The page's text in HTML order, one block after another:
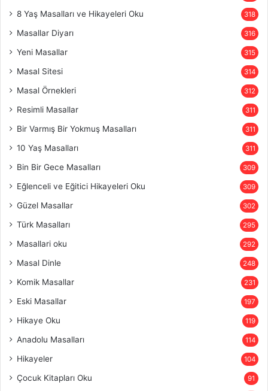
8 Yaş Masalları ve Hikayeleri Oku 318
Masallar Diyarı 316
Yeni Masallar 315
Masal Sitesi 314
Masal Örnekleri 312
Resimli Masallar 311
Bir Varmış Bir Yokmuş Masalları 311
10 Yaş Masalları 311
Bin Bir Gece Masalları 309
Eğlenceli ve Eğitici Hikayeleri Oku 309
Güzel Masallar 302
Türk Masalları 295
Masallari oku 292
Masal Dinle 248
Komik Masallar 231
Eski Masallar 197
Hikaye Oku 119
Anadolu Masalları 114
Hikayeler 104
Çocuk Kitapları Oku 91